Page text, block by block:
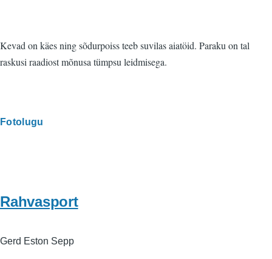
Kevad on käes ning sõdurpoiss teeb suvilas aiatöid. Paraku on tal
raskusi raadiost mõnusa tümpsu leidmisega.
Fotolugu
Rahvasport
Gerd Eston Sepp